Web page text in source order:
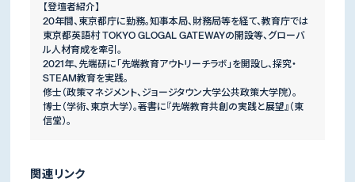
【登壇者紹介】
20年間、東京都庁に勤務。知事本局、財務局等を経て、教育庁では
東京都英語村 TOKYO GLOGAL GATEWAYの開設等、グローバ
ル人材育成を牽引。
2021年、先端研に「先端教育アウトリーチラボ」を開設し、探究・
STEAM教育を実践。
修士（政策マネジメント、ジョージタウン大学公共政策大学院）。
博士（学術、東京大学）。著書に『先端教育共創の実践と展望』（東
信堂）。
関連リンク